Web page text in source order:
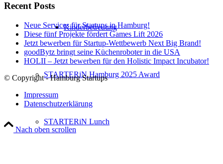
Kinderbetreuung
STARTERiN Hamburg 2025 Award
STARTERiN Lunch
Recent Posts
Neue Services für Startups in Hamburg!
Diese fünf Projekte fördert Games Lift 2026
Jetzt bewerben für Startup-Wettbewerb Next Big Brand!
goodBytz bringt seine Küchenroboter in die USA
HOLII – Jetzt bewerben für den Holistic Impact Incubator!
© Copyright - Hamburg Startups
Impressum
Datenschutzerklärung
Nach oben scrollen